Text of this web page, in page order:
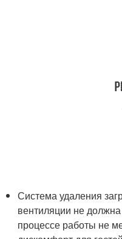
Система удаления
вентиляции не
процессе работы не